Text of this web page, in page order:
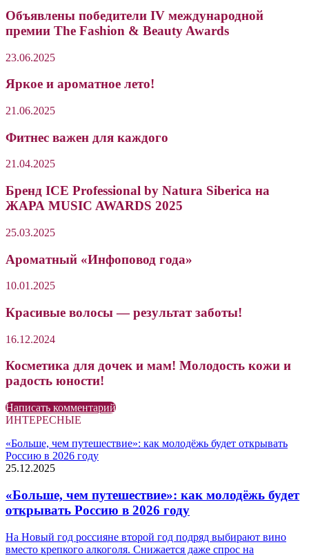
Объявлены победители IV международной
премии The Fashion & Beauty Awards
23.06.2025
Яркое и ароматное лето!
21.06.2025
Фитнес важен для каждого
21.04.2025
Бренд ICE Professional by Natura Siberica на
ЖАРА MUSIC AWARDS 2025
25.03.2025
Ароматный «Инфоповод года»
10.01.2025
Красивые волосы — результат заботы!
16.12.2024
Косметика для дочек и мам! Молодость кожи и
радость юности!
Написать комментарий
ИНТЕРЕСНЫЕ
«Больше, чем путешествие»: как молодёжь будет открывать
Россию в 2026 году
25.12.2025
«Больше, чем путешествие»: как молодёжь будет
открывать Россию в 2026 году
На Новый год россияне второй год подряд выбирают вино
вместо крепкого алкоголя. Снижается даже спрос на